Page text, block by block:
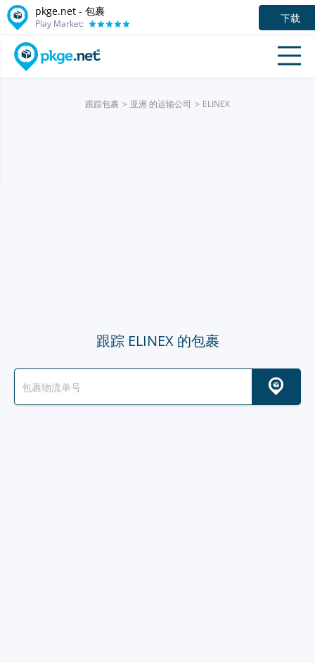
pkge.net - 包裹
Play Market: 下载
跟踪包裹 亚洲 的运输公司 ELINEX
跟踪 ELINEX 的包裹